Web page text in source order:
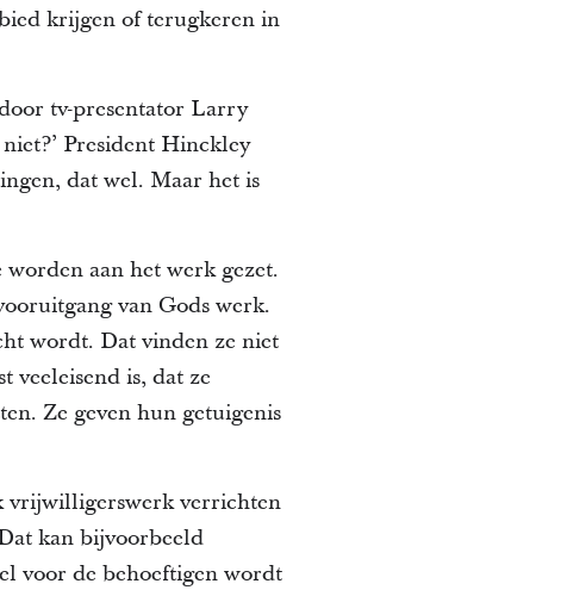
krijgen of terugkeren in
tv-presentator Larry
President Hinckley
dat wel. Maar het is
aan het werk gezet.
van Gods werk.
wordt. Dat vinden ze niet
veeleisend is, dat ze
Ze geven hun getuigenis
vrijwilligerswerk verrichten
kan bijvoorbeeld
voor de behoeftigen wordt